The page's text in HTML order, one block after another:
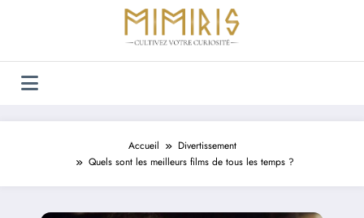
Accueil
Divertissement
Quels sont les meilleurs films de tous les temps ?